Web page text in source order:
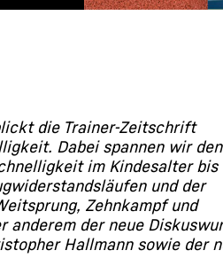
die Trainer-Zeitschrift
Dabei spannen wir
im Kindesalter bis
und der
Zehnkampf und
anderem der neue
Hallmann sowie der